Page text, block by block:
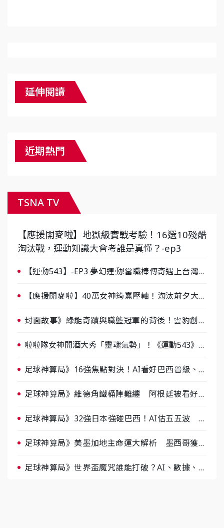
延伸閱讀
近期熱門
TSNA TV
【應援開麥啦】地獄級實戰考驗！16選10殘酷
淘汰戰，運動知識大會考誰是真懂？-ep3
【運動543】-EP3 夢幻連動!當職棒傳奇遇上台灣女
【應援開麥啦】40萬女神筠熹壓軸！淘汰前夕大混
封面故事》綠能奇蹟與職籃冠軍的背後！雲豹創辦
啦啦隊女神開酒大秀「靈魂氣勢」！《運動543》微
足球神算局》16強焦點對決！AI看好巴西晉級、數
足球神算局》維德角鐵桶陣難纏 阿根廷被看好下
足球神算局》32強日本強碰巴西！AI估五五波 牛
足球神算局》美墨加地主命運大解析 墨西哥獲數
足球神算局》世界盃魔咒誰能打破？AI、數據、塔